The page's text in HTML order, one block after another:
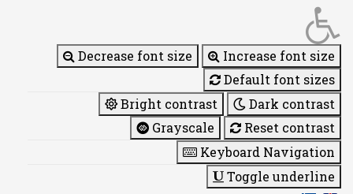
Decrease font size
Increase font size
Default font sizes
Bright contrast
Dark contrast
Grayscale
Reset contrast
Keyboard Navigation
Toggle underline